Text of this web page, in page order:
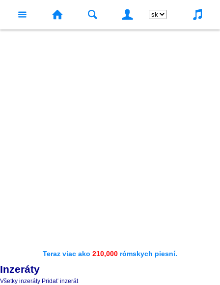
Teraz viac ako 210,000 rómskych piesní.
Inzeráty
Všetky inzeráty Pridať inzerát